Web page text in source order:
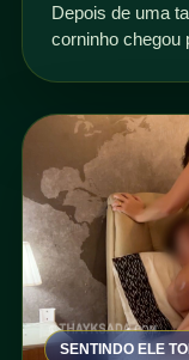
Depois de uma
corninho chegou
SENTINDO ELE